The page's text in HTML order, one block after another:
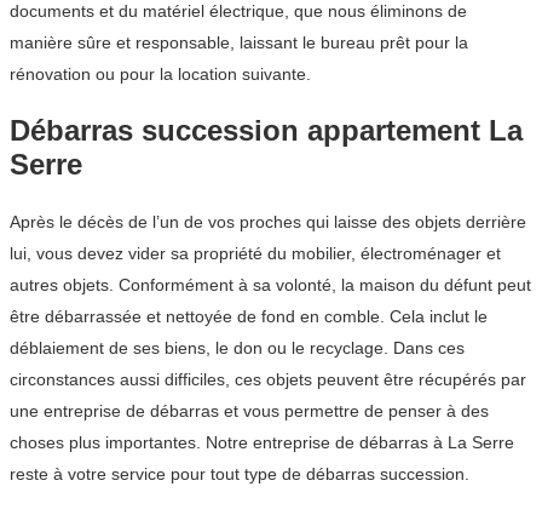
documents et du matériel électrique, que nous éliminons de
manière sûre et responsable, laissant le bureau prêt pour la
rénovation ou pour la location suivante.
Débarras succession appartement La
Serre
Après le décès de l’un de vos proches qui laisse des objets derrière
lui, vous devez vider sa propriété du mobilier, électroménager et
autres objets. Conformément à sa volonté, la maison du défunt peut
être débarrassée et nettoyée de fond en comble. Cela inclut le
déblaiement de ses biens, le don ou le recyclage. Dans ces
circonstances aussi difficiles, ces objets peuvent être récupérés par
une entreprise de débarras et vous permettre de penser à des
choses plus importantes. Notre entreprise de débarras à La Serre
reste à votre service pour tout type de débarras succession.